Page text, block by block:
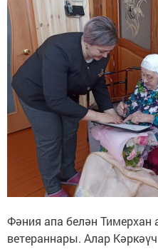
Фәния апа белән Тимерхан
ветераннары. Алар